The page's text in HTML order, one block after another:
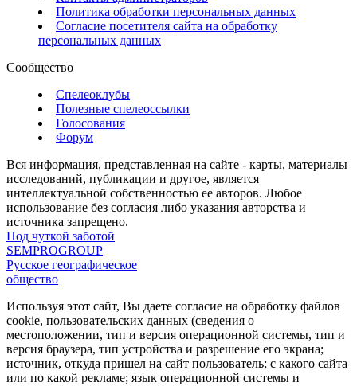
Политика обработки персональных данных
Согласие посетителя сайта на обработку
персональных данных
Сообщество
Спелеоклубы
Полезные спелеоссылки
Голосования
Форум
Вся информация, представленная на сайте - карты, материалы
исследований, публикации и другое, является
интеллектуальной собственностью ее авторов. Любое
использование без согласия либо указания авторства и
источника запрещено.
Под чуткой заботой
SEMPROGROUP
Русское географическое
общество
Используя этот сайт, Вы даете согласие на обработку файлов
cookie, пользовательских данных (сведения о
местоположении, тип и версия операционной системы, тип и
версия браузера, тип устройства и разрешение его экрана;
источник, откуда пришел на сайт пользователь; с какого сайта
или по какой рекламе; язык операционной системы и